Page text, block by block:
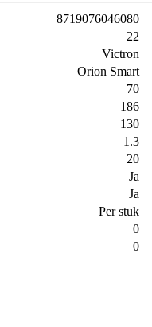
8719076046080
22
Victron
Orion Smart
70
186
130
1.3
20
Ja
Ja
Per stuk
0
0